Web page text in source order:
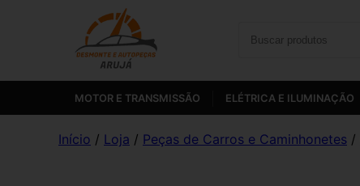
MOTOR E TRANSMISSÃO ELÉTRICA E ILUMINAÇÃO
Início / Loja / Peças de Carros e Caminhonetes /